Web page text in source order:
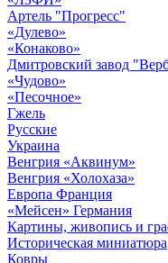
Артель "Прогресс"
«Дулево»
«Конаково»
Дмитровский завод
«Чудово»
«Песочное»
Гжель
Русские
Украина
Венгрия «Аквинум»
Венгрия «Холохаза»
Европа Франция
«Мейсен» Германия
Картины, живопись и
Историческая миниатюра
Ковры